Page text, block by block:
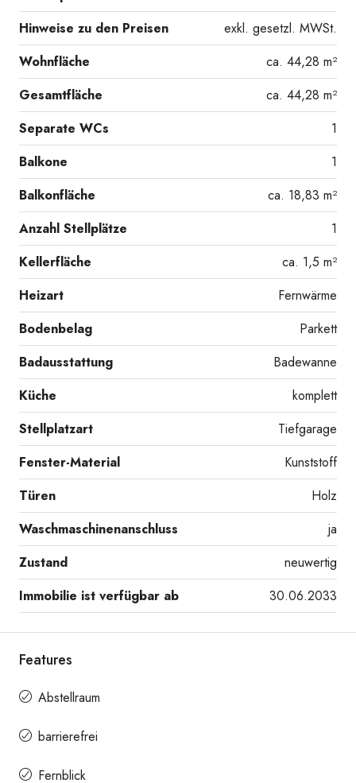
Schlafzimmer mit
Balkon Zugang
Duschwand) und Waschmaschinenanschluss
Hinweise zu den Preisen
exkl. gesetzl. MWSt.
Wohnfläche
ca. 44,28 m²
Gesamtfläche
ca. 44,28 m²
Separate WCs
1
Balkone
1
Balkonfläche
ca. 18,83 m²
Anzahl Stellplätze
1
Kellerfläche
ca. 1,5 m²
Heizart
Fernwärme
Bodenbelag
Parkett
Badausstattung
Badewanne
Küche
komplett
Stellplatzart
Tiefgarage
Fenster-Material
Kunststoff
Türen
Holz
Waschmaschinenanschluss
ja
Zustand
neuwertig
Immobilie ist verfügbar ab
30.06.2033
Features
Abstellraum
barrierefrei
Fernblick